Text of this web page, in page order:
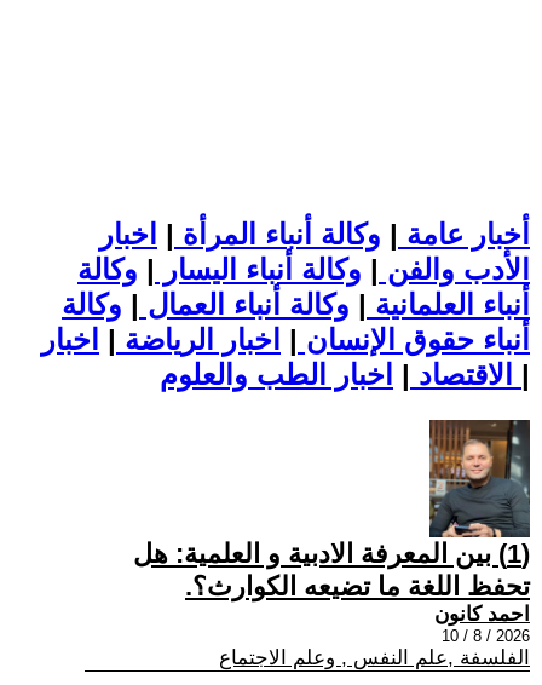
أخبار عامة | وكالة أنباء المرأة | اخبار
الأدب والفن | وكالة أنباء اليسار | وكالة
أنباء العلمانية | وكالة أنباء العمال | وكالة
أنباء حقوق الإنسان | اخبار الرياضة | اخبار
الاقتصاد | |
(1) بين المعرفة الادبية و العلمية: هل
تحفظ اللغة ما تضيعه الكوارث؟.
احمد كانون
2026 / 8 / 10
الفلسفة ,علم النفس , وعلم الاجتماع